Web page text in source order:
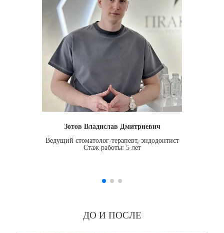
Зотов Владислав Дмитриевич
Ведущий стоматолог-терапевт, эндодонтист
Стаж работы: 5 лет
ДО И ПОСЛЕ